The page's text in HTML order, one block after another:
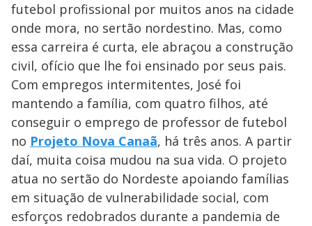
futebol profissional por muitos anos na cidade
onde mora, no sertão nordestino. Mas, como
essa carreira é curta, ele abraçou a construção
civil, ofício que lhe foi ensinado por seus pais.
Com empregos intermitentes, José foi
mantendo a família, com quatro filhos, até
conseguir o emprego de professor de futebol
no Projeto Nova Canaã, há três anos. A partir
daí, muita coisa mudou na sua vida. O projeto
atua no sertão do Nordeste apoiando famílias
em situação de vulnerabilidade social, com
esforços redobrados durante a pandemia de